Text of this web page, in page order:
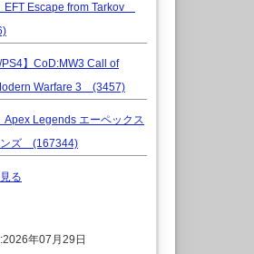
EFT Escape from Tarkov
PS4】CoD:MW3 Call of
Warfare 3 (3457)
Apex Legends エーペックス
ンズ (167344)
る
年07月29日